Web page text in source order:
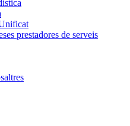
prestadores de serveis